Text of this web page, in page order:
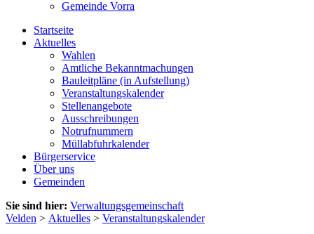
Gemeinde Vorra
Startseite
Aktuelles
Wahlen
Amtliche Bekanntmachungen
Bauleitpläne (in Aufstellung)
Veranstaltungskalender
Stellenangebote
Ausschreibungen
Notrufnummern
Müllabfuhrkalender
Bürgerservice
Über uns
Gemeinden
Sie sind hier: Verwaltungsgemeinschaft
Velden > Aktuelles > Veranstaltungskalender